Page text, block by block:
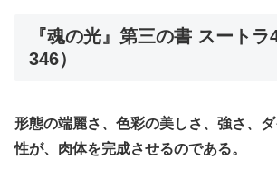
『魂の光』第三の書 スート
346）
形態の端麗さ、色彩の美しさ、強さ、
性が、肉体を完成させるのである。